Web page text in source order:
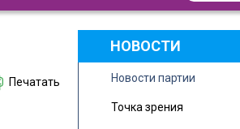
Печатать
НОВОСТИ
Новости партии
Точка зрения